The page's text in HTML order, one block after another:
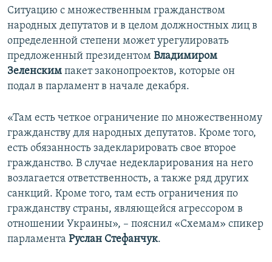
Ситуацию с множественным гражданством
народных депутатов и в целом должностных лиц в
определенной степени может урегулировать
предложенный президентом Владимиром
Зеленским пакет законопроектов, которые он
подал в парламент в начале декабря.
«Там есть четкое ограничение по множественному
гражданству для народных депутатов. Кроме того,
есть обязанность задекларировать свое второе
гражданство. В случае недекларирования на него
возлагается ответственность, а также ряд других
санкций. Кроме того, там есть ограничения по
гражданству страны, являющейся агрессором в
отношении Украины», – пояснил «Схемам» спикер
парламента Руслан Стефанчук.